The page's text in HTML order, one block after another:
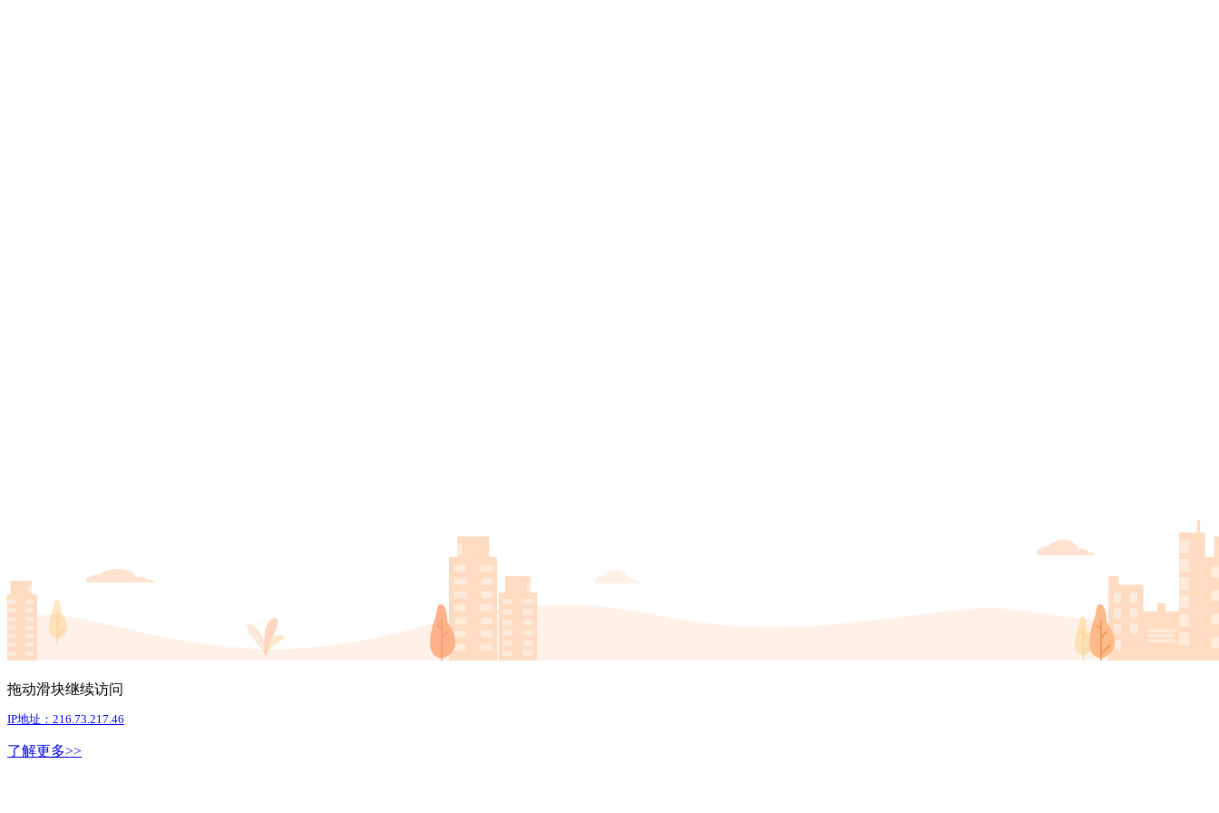
拖动滑块继续访问
IP地址：216.73.217.46
了解更多>>